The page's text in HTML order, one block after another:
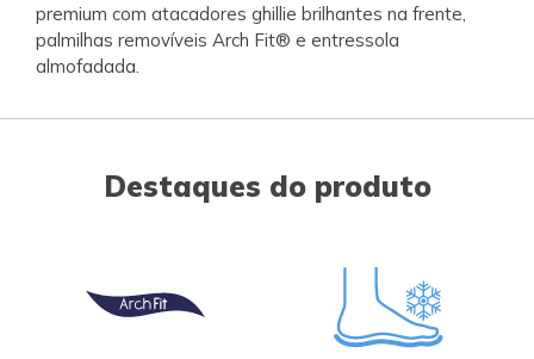
premium com atacadores ghillie brilhantes na frente,
palmilhas removíveis Arch Fit® e entressola
almofadada.
Destaques do produto